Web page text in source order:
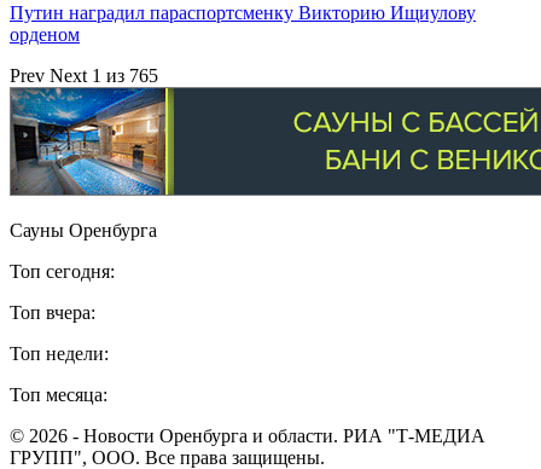
Путин наградил параспортсменку Викторию Ищиулову
орденом
Prev Next 1 из 765
Сауны Оренбурга
Топ сегодня:
Топ вчера:
Топ недели:
Топ месяца:
© 2026 - Новости Оренбурга и области. РИА "Т-МЕДИА
ГРУПП", ООО. Все права защищены.